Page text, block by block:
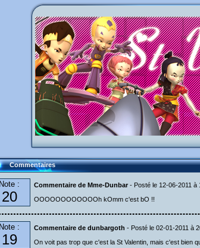
Commentaires
Note :
20
Commentaire de Mme-Dunbar - Posté le 12-06-2011 à
OOOOOOOOOOOOh kOmm c'est bO !!
Note :
19
Commentaire de dunbargoth - Posté le 02-01-2011 à
On voit pas trop que c'est la St Valentin, mais c'est bien